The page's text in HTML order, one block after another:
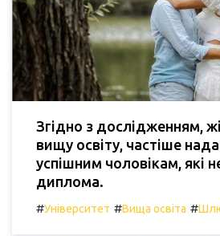
Згідно з дослідженням,
вищу освіту, частіше
успішним чоловікам, які
диплома.
#Університет #Вища освіта #